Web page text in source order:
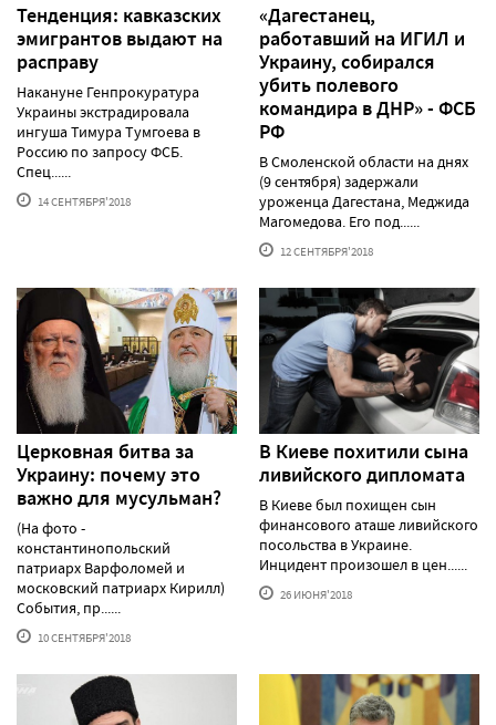
Тенденция: кавказских
эмигрантов выдают на
расправу
Накануне Генпрокуратура
Украины экстрадировала
ингуша Тимура Тумгоева в
Россию по запросу ФСБ.
Спец......
14 СЕНТЯБРЯ'2018
«Дагестанец,
работавший на ИГИЛ и
Украину, собирался
убить полевого
командира в ДНР» - ФСБ
РФ
В Смоленской области на днях
(9 сентября) задержали
уроженца Дагестана, Меджида
Магомедова. Его под......
12 СЕНТЯБРЯ'2018
Церковная битва за
Украину: почему это
важно для мусульман?
(На фото -
константинопольский
патриарх Варфоломей и
московский патриарх Кирилл)
События, пр......
10 СЕНТЯБРЯ'2018
В Киеве похитили сына
ливийского дипломата
В Киеве был похищен сын
финансового аташе ливийского
посольства в Украине.
Инцидент произошел в цен......
26 ИЮНЯ'2018